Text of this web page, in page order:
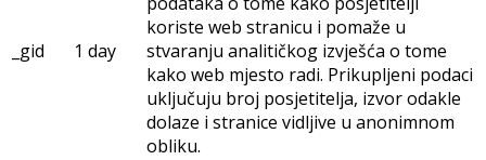
_gid 1 day
koriste web stranicu i pomaže u
stvaranju analitičkog izvješća o tome
kako web mjesto radi. Prikupljeni podaci
uključuju broj posjetitelja, izvor odakle
dolaze i stranice vidljive u anonimnom
obliku.